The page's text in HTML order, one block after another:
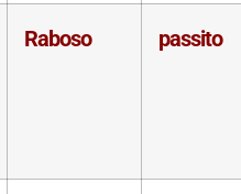
Raboso passito